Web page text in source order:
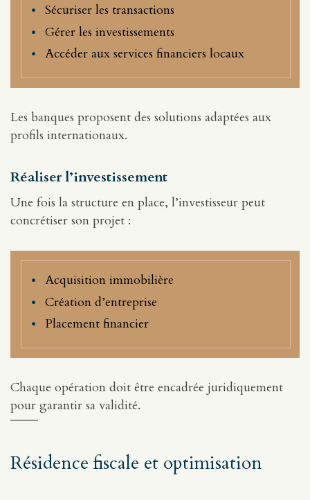
Sécuriser les transactions
Gérer les investissements
Accéder aux services financiers locaux
Les banques proposent des solutions adaptées aux
profils internationaux.
Réaliser l’investissement
Une fois la structure en place, l’investisseur peut
concrétiser son projet :
Acquisition immobilière
Création d’entreprise
Placement financier
Chaque opération doit être encadrée juridiquement
pour garantir sa validité.
Résidence fiscale et optimisation